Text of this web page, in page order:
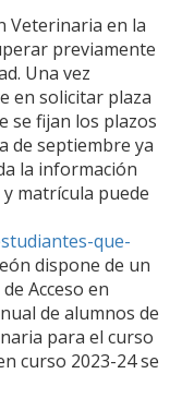
Veterinaria en la
previamente
Una vez
en solicitar plaza
se fijan los plazos
de septiembre ya
la información
matrícula puede
que-
dispone de un
Acceso en
de alumnos de
para el curso
curso 2023-24 se